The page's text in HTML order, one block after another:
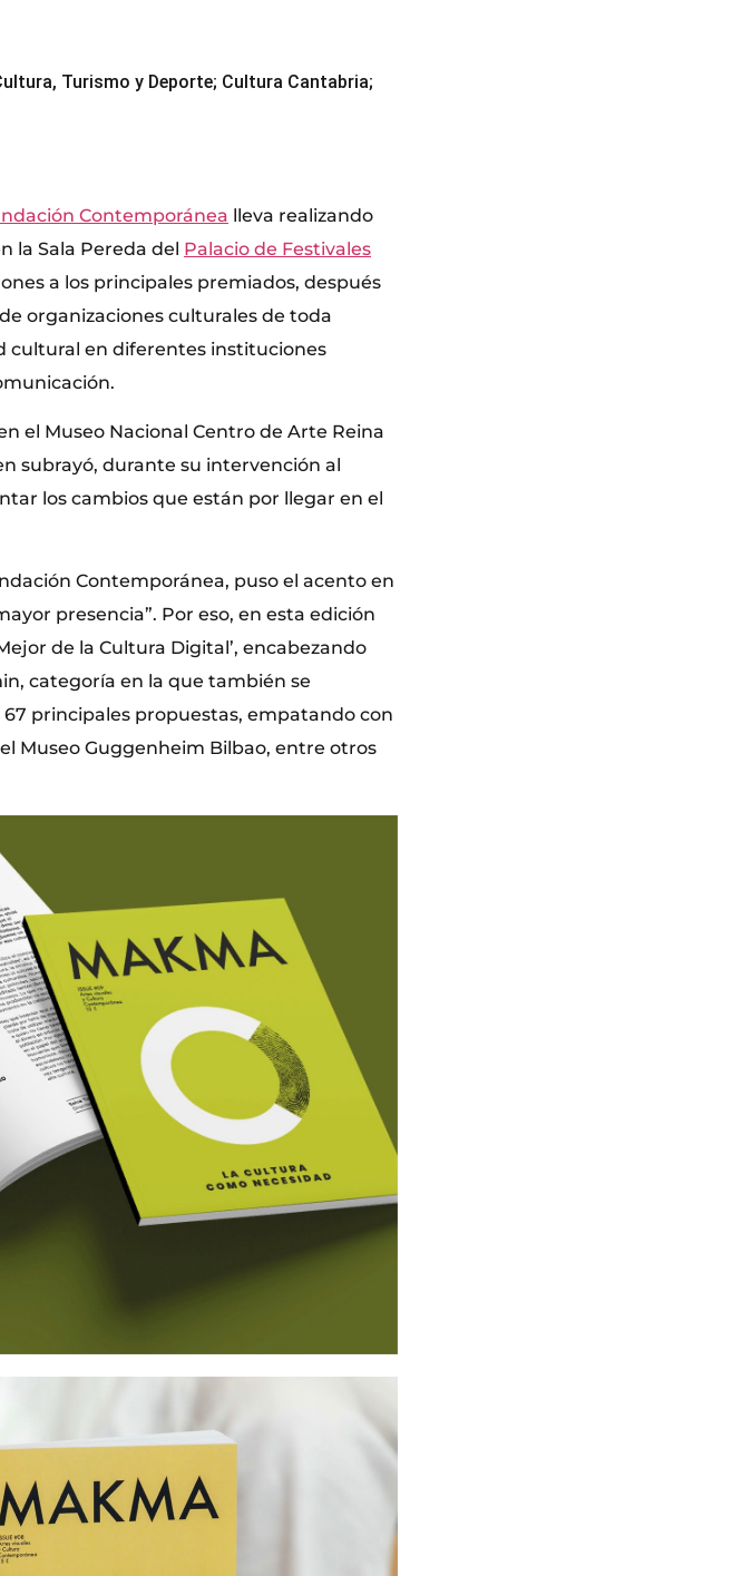
Turismo y Deporte; Cultura Cantabria;
Contemporánea lleva realizando
la Sala Pereda del Palacio de Festivales
a los principales premiados, después
organizaciones culturales de toda
cultural en diferentes instituciones
el Museo Nacional Centro de Arte Reina
subrayó, durante su intervención al
los cambios que están por llegar en el
Contemporánea, puso el acento en
presencia”. Por eso, en esta edición
de la Cultura Digital’, encabezando
categoría en la que también se
principales propuestas, empatando con
Museo Guggenheim Bilbao, entre otros